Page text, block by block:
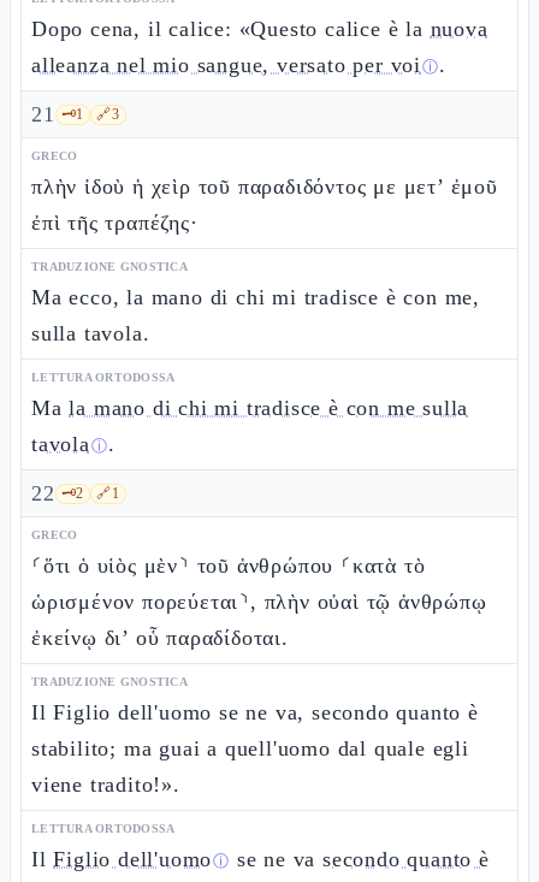
Dopo cena, il calice: «Questo calice è la nuova
alleanza nel mio sangue, versato per voiⓘ.
21 🗝️1 🔗3
GRECO
πλὴν ἰδοὺ ἡ χεὶρ τοῦ παραδιδόντος με μετ’ ἐμοῦ
ἐπὶ τῆς τραπέζης·
TRADUZIONE GNOSTICA
Ma ecco, la mano di chi mi tradisce è con me,
sulla tavola.
LETTURA ORTODOSSA
Mala mano di chi mi tradisce è con me sulla
tavolaⓘ.
22 🗝️2 🔗1
GRECO
⸂ὅτι ὁ υἱὸς μὲν⸃ τοῦ ἀνθρώπου ⸂κατὰ τὸ
ὡρισμένον πορεύεται⸃, πλὴν οὐαὶ τῷ ἀνθρώπῳ
ἐκείνῳ δι’ οὗ παραδίδοται.
TRADUZIONE GNOSTICA
Il Figlio dell'uomo se ne va, secondo quanto è
stabilito; ma guai a quell'uomo dal quale egli
viene tradito!».
LETTURA ORTODOSSA
IlFiglio dell'uomoⓘ se ne vasecondo quanto è